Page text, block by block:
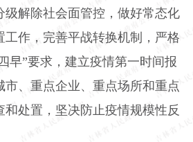
级解除社会面管控，做好常态化
工作，完善平战转换机制，严格
早”要求，建立疫情第一时间报
市、重点企业、重点场所和重点
和处置，坚决防止疫情规模性反